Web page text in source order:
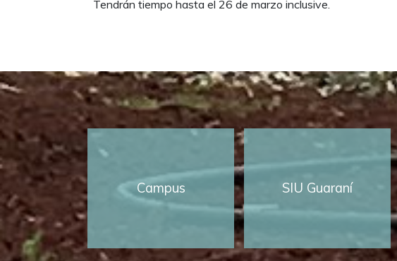
Tendrán tiempo hasta el 26 de marzo inclusive.
Campus SIU Guaraní